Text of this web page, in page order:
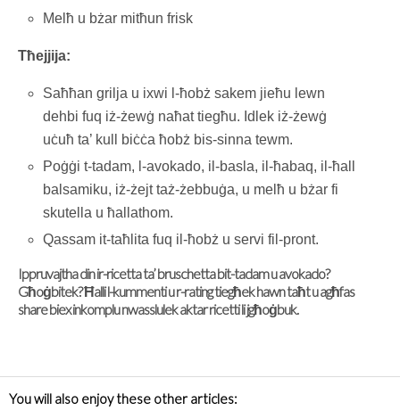
Melħ u bżar mitħun frisk
Tħejjija:
Saħħan grilja u ixwi l-ħobż sakem jieħu lewn
dehbi fuq iż-żewġ naħat tiegħu. Idlek iż-żewġ
uċuħ ta’ kull biċċa ħobż bis-sinna tewm.
Poġġi t-tadam, l-avokado, il-basla, il-ħabaq, il-ħall
balsamiku, iż-żejt taż-żebbuġa, u melħ u bżar fi
skutella u ħallathom.
Qassam it-taħlita fuq il-ħobż u servi fil-pront.
Ippruvajtha din ir-ricetta ta’ bruschetta bit-tadam u avokado?
Għoġbitek? Ħalli l-kummenti u r-rating tiegħek hawn taħt u agħfas
share biex inkomplu nwasslulek aktar ricetti li jgħoġbuk.
You will also enjoy these other articles: